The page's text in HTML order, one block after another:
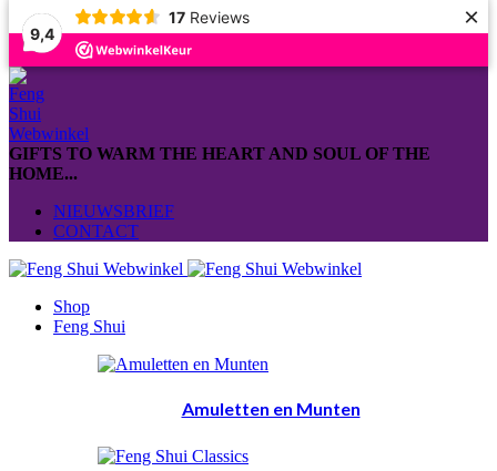
9,4
17 Reviews ×
GIFTS TO WARM THE HEART AND SOUL OF THE
HOME...
NIEUWSBRIEF
CONTACT
Shop
Feng Shui
Amuletten en Munten